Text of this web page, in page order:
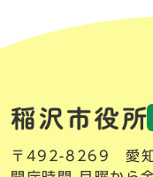
〒492-8269 愛知